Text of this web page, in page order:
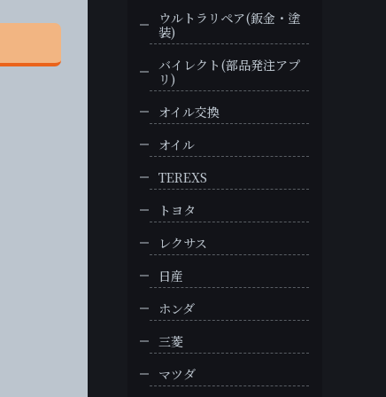
ウルトラリペア(鈑金・塗
装)
バイレクト(部品発注アプ
リ)
オイル交換
オイル
TEREXS
トヨタ
レクサス
日産
ホンダ
三菱
マツダ